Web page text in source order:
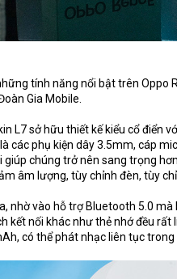
tính năng nổi bật trên Oppo
Gia Mobile.
L7 sở hữu thiết kế kiểu cổ điển
các phụ kiện dây 3.5mm, cáp
giúp chúng trở nên sang trọng
âm lượng, tùy chỉnh đèn, tùy
nhờ vào hỗ trợ Bluetooth 5.0
kết nối khác như thẻ nhớ đều rất
có thể phát nhạc liên tục